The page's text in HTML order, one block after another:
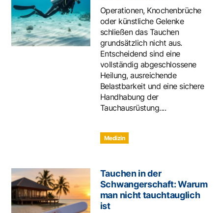
Operationen, Knochenbrüche
oder künstliche Gelenke
schließen das Tauchen
grundsätzlich nicht aus.
Entscheidend sind eine
vollständig abgeschlossene
Heilung, ausreichende
Belastbarkeit und eine sichere
Handhabung der
Tauchausrüstung....
Medizin
Tauchen in der
Schwangerschaft: Warum
man nicht tauchtauglich
ist